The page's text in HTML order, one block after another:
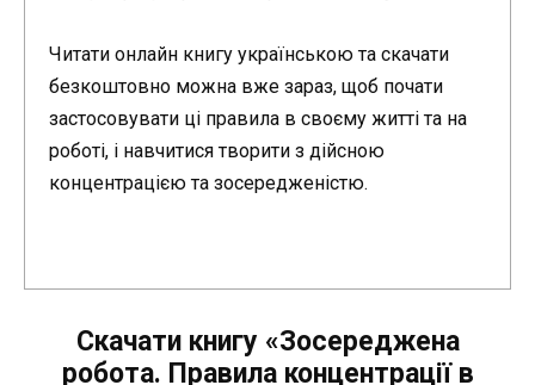
Читати онлайн книгу українською та скачати
безкоштовно можна вже зараз, щоб почати
застосовувати ці правила в своєму житті та на
роботі, і навчитися творити з дійсною
концентрацією та зосередженістю.
Скачати книгу «Зосереджена
робота. Правила концентрації в